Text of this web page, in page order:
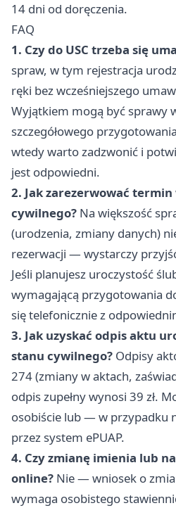
14 dni od doręczenia.
FAQ
1. Czy do USC trzeba się
spraw, w tym rejestracja
ręki bez wcześniejszego
Wyjątkiem mogą być sprawy
szczegółowego
wtedy warto zadzwonić i
jest odpowiedni.
2. Jak zarezerwować
cywilnego? Na większość
(urodzenia, zmiany danych)
rezerwacji — wystarczy
Jeśli planujesz uroczystość
wymagającą przygotowania
się telefonicznie z
3. Jak uzyskać odpis aktu
stanu cywilnego? Odpisy
274 (zmiany w aktach,
odpis zupełny wynosi 39 zł.
osobiście lub — w przypadku
przez system ePUAP.
4. Czy zmianę imienia lub
online? Nie — wniosek o
wymaga osobistego